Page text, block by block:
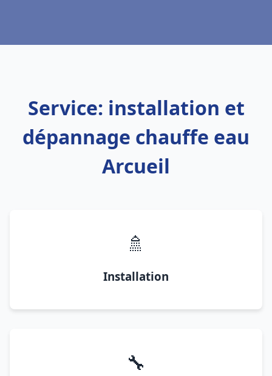
Service: installation et
dépannage chauffe eau
Arcueil
🚿
Installation
🔧